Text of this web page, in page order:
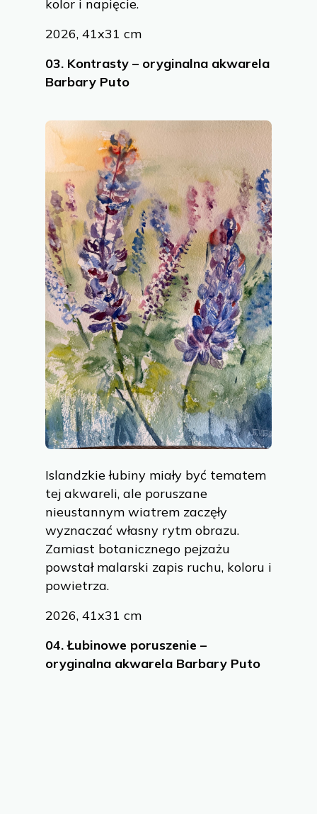
kolor i napięcie.
2026, 41x31 cm
03. Kontrasty – oryginalna akwarela
Barbary Puto
Islandzkie łubiny miały być tematem
tej akwareli, ale poruszane
nieustannym wiatrem zaczęły
wyznaczać własny rytm obrazu.
Zamiast botanicznego pejzażu
powstał malarski zapis ruchu, koloru i
powietrza.
2026, 41x31 cm
04.Łubinowe poruszenie –
oryginalna akwarela Barbary Puto